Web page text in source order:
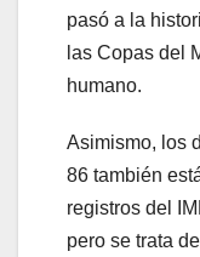
pasó a la
las Copas del
humano.
Asimismo, los
86 también
registros del
pero se trata